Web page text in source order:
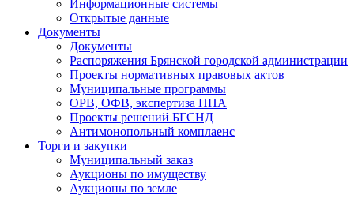
Информационные системы
Открытые данные
Документы
Документы
Распоряжения Брянской городской администрации
Проекты нормативных правовых актов
Муниципальные программы
ОРВ, ОФВ, экспертиза НПА
Проекты решений БГСНД
Антимонопольный комплаенс
Торги и закупки
Муниципальный заказ
Аукционы по имуществу
Аукционы по земле